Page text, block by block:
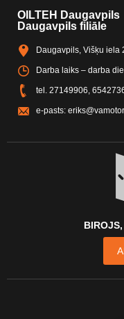
OILTEH Daugavpils
Daugavpils filiāle
Daugavpils, Višķu iela
Darba laiks – darba
tel. 27149906,
e-pasts: